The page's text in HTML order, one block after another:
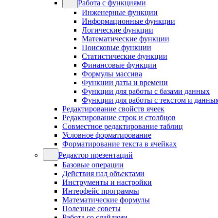
Работа с функциями
Инженерные функции
Информационные функции
Логические функции
Математические функции
Поисковые функции
Статистические функции
Финансовые функции
Формулы массива
Функции даты и времени
Функции для работы с базами данных
Функции для работы с текстом и
Редактирование свойств ячеек
Редактирование строк и столбцов
Совместное редактирование таблиц
Условное форматирование
Форматирование текста в ячейках
Редактор презентаций
Базовые операции
Действия над объектами
Инструменты и настройки
Интерфейс программы
Математические формулы
Полезные советы